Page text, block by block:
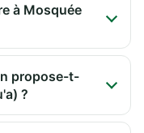
à Mosquée
propose-t-
?